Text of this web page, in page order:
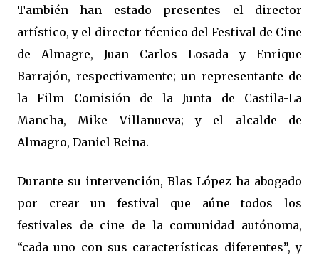
También han estado presentes el director
artístico, y el director técnico del Festival de Cine
de Almagre, Juan Carlos Losada y Enrique
Barrajón, respectivamente; un representante de
la Film Comisión de la Junta de Castila-La
Mancha, Mike Villanueva; y el alcalde de
Almagro, Daniel Reina.
Durante su intervención, Blas López ha abogado
por crear un festival que aúne todos los
festivales de cine de la comunidad autónoma,
“cada uno con sus características diferentes”, y